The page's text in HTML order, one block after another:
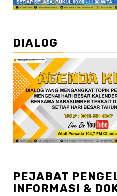
DIALOG
PEJABAT
INFORMASI &